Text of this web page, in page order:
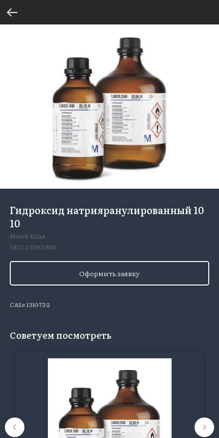
Гидроксид натрияранулированный 10
10
Merck KGaA
SKU: 1.51193.0001
Оформить заявку
CAS# 1310-73-2
Советуем посмотреть